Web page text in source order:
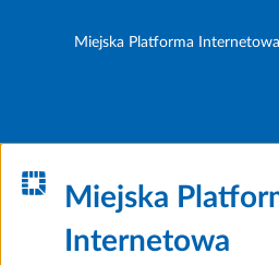
Miejska Platforma
Miejska
Internetowa